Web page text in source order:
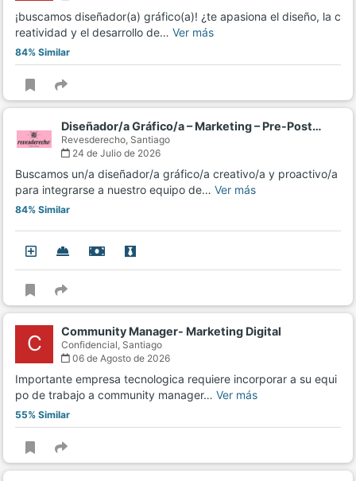
¡buscamos diseñador(a) gráfico(a)! ¿te apasiona el diseño, la c
reatividad y el desarrollo de… Ver más
84% Similar
Diseñador/a Gráfico/a – Marketing – Pre-Post…
Revesderecho, Santiago
24 de Julio de 2026
Buscamos un/a diseñador/a gráfico/a creativo/a y proactivo/a
para integrarse a nuestro equipo de… Ver más
84% Similar
C Community Manager- Marketing Digital
Confidencial, Santiago
06 de Agosto de 2026
Importante empresa tecnologica requiere incorporar a su equi
po de trabajo a community manager… Ver más
55% Similar